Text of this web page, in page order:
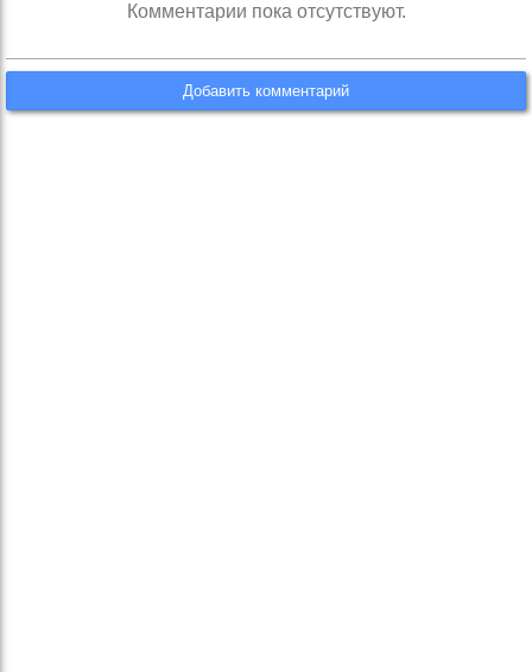
Комментарии пока отсутствуют.
Добавить комментарий